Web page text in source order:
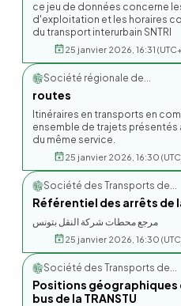
ce jeu de données concerne
d'exploitation et les horaires
du transport interurbain SNTRI
25 janvier 2026, 16:31
Société régionale de...
routes
Itinéraires en transports en
ensemble de trajets présentés
du même service.
25 janvier 2026, 16:30
Société des Transports de...
Référentiel des arrêts de
مرجع محطات شركة النقل بتونس
25 janvier 2026, 16:30
Société des Transports de...
Positions géographiques
bus de la TRANSTU